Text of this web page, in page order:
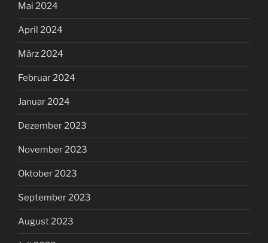
Mai 2024
April 2024
März 2024
Februar 2024
Januar 2024
Dezember 2023
November 2023
Oktober 2023
September 2023
August 2023